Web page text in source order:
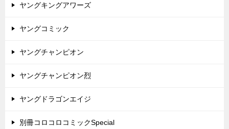
ヤングキングアワーズ
ヤングコミック
ヤングチャンピオン
ヤングチャンピオン烈
ヤングドラゴンエイジ
別冊コロコロコミックSpecial